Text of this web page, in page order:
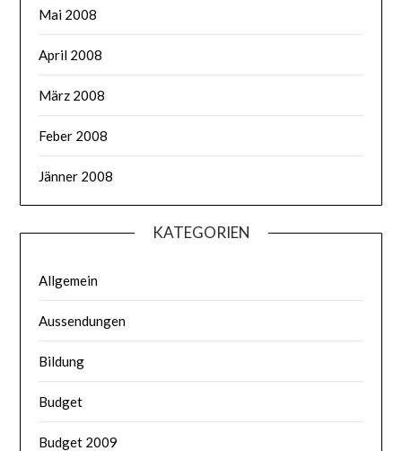
Mai 2008
April 2008
März 2008
Feber 2008
Jänner 2008
KATEGORIEN
Allgemein
Aussendungen
Bildung
Budget
Budget 2009